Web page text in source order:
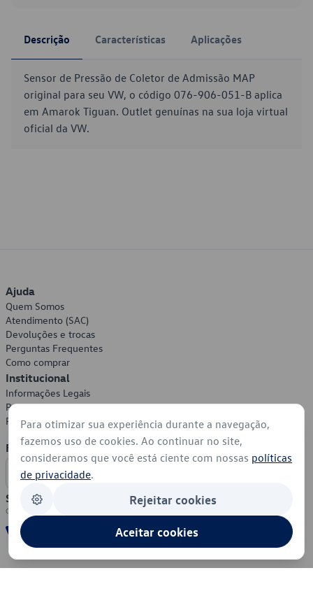
Descrição Características Aplicações
Sensor de Pressão de Coletor de Admissão MAP
original para seu VW, o código 076-906-051-B aplica
em Amarok Tiguan. Outlet genuínas na sua loja virtual
oficial da VW.
Ajuda
Quem Somos
Atendimento (SAC)
Devoluções e trocas
Perguntas Frequentes
Como comprar
Institucional
Informações Legais
Política de Privacidade
Política de Cookies
Formas de Pagamento
Segurança
Para otimizar sua experiência durante a navegação,
fazemos uso de cookies. Ao continuar no site,
consideramos que você está ciente com nossas políticas
de privacidade.
Rejeitar cookies
Aceitar cookies